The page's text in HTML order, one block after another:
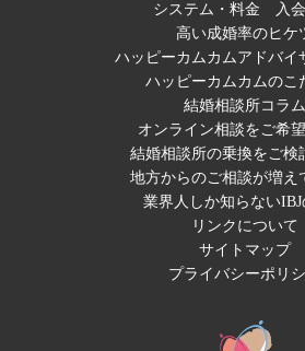
システム・料金
入
高い成婚率のヒケ
ハッピーカムカムアドバイ
ハッピーカムカムのこ
結婚相談所コラム
オンライン相談をご希
結婚相談所の乗換をご検
地方からのご相談が増え
業界人しか知らないIBJ
リンクについて
サイトマップ
プライバシーポリ